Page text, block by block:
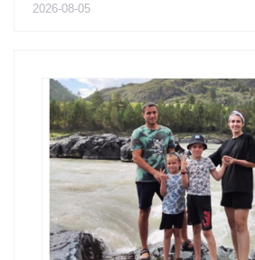
2026-08-05